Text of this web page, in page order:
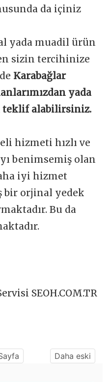
da içiniz
yada muadil ürün
sizin tercihinize
Karabağlar
yada
teklif alabilirsiniz.
hizmeti hızlı ve
benimsemiş olan
iyi hizmet
bir orjinal yedek
Bu da
SEOH.COM.TR
Daha eski